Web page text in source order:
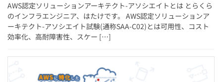
AWS認定ソリューションアーキテクト-アソシエイトとは とらくら
のインフラエンジニア、はたけです。 AWS認定ソリューションア
ーキテクト-アソシエイト試験(通称SAA-C02)とは可用性、コスト
効率化、高耐障害性、スケー […]